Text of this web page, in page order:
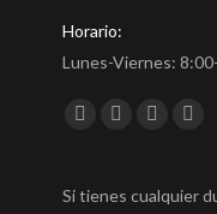
Horario:
Lunes-Viernes:
Encuéntranos en:
Si tienes cualquier